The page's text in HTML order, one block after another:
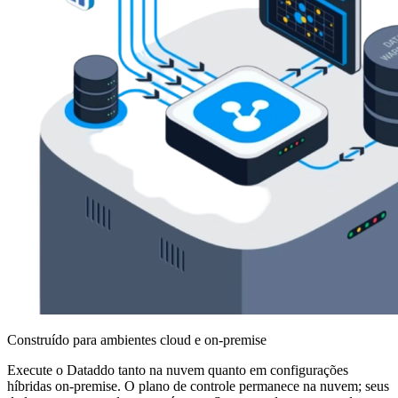
Construído para ambientes cloud e on-premise
Execute o Dataddo tanto na nuvem quanto em configurações
híbridas on-premise. O plano de controle permanece na nuvem; seus